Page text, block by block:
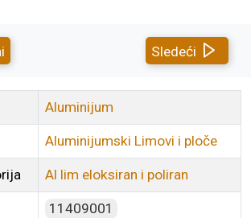
Sledeći
Aluminijum
Aluminijumski Limovi i ploče
Al lim eloksiran i poliran
11409001